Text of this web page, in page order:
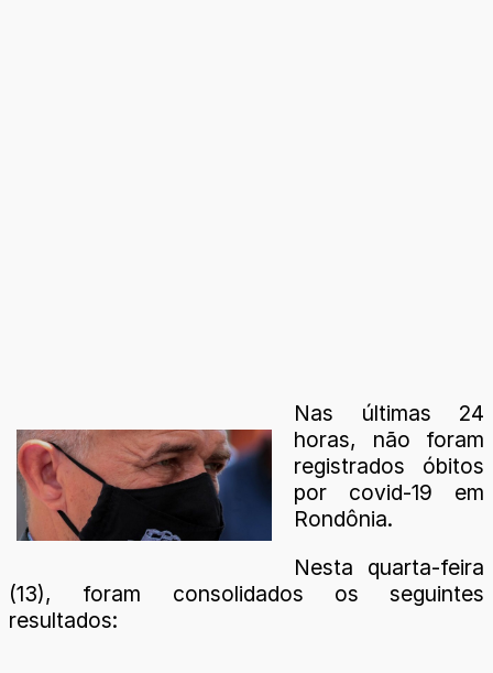
Nas últimas 24
horas, não foram
registrados óbitos
por covid-19 em
Rondônia.
Nesta quarta-feira
(13), foram consolidados os seguintes
resultados: